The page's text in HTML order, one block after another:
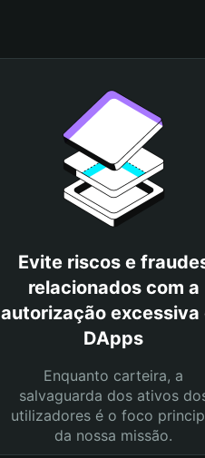
Evite riscos e
relacionados com a
autorização excessiva
DApps
Enquanto carteira, a
salvaguarda dos ativos
utilizadores é o foco
da nossa missão.